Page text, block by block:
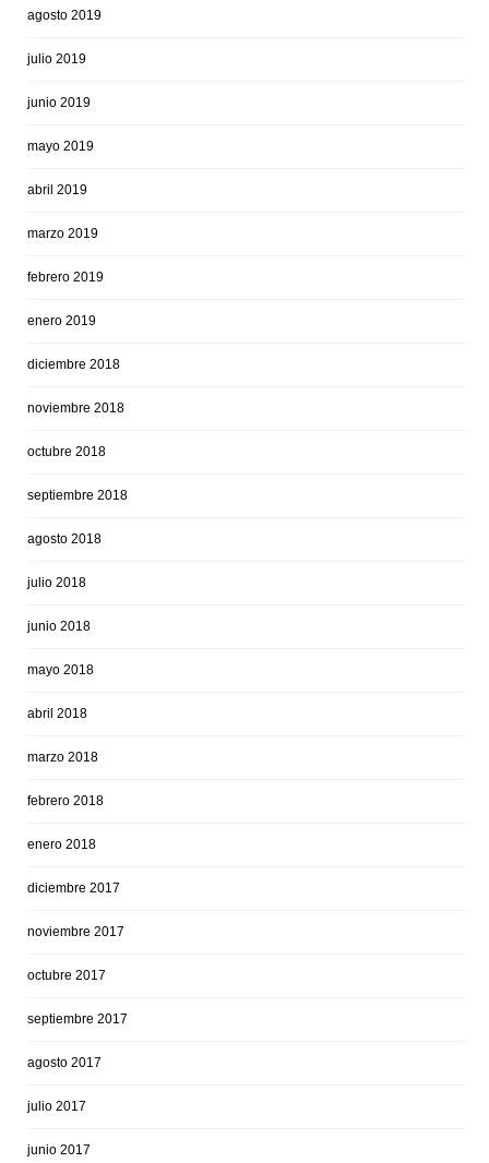
agosto 2019
julio 2019
junio 2019
mayo 2019
abril 2019
marzo 2019
febrero 2019
enero 2019
diciembre 2018
noviembre 2018
octubre 2018
septiembre 2018
agosto 2018
julio 2018
junio 2018
mayo 2018
abril 2018
marzo 2018
febrero 2018
enero 2018
diciembre 2017
noviembre 2017
octubre 2017
septiembre 2017
agosto 2017
julio 2017
junio 2017